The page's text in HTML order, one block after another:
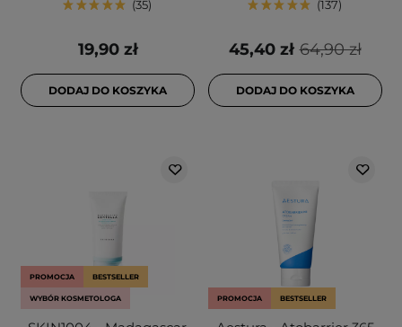
35
19,90 zł
DODAJ DO KOSZYKA
137
64,90 zł
45,40 zł
DODAJ DO KOSZYKA
PROMOCJA BESTSELLER
WYBÓR KOSMETOLOGA PROMOCJA BESTSELLER